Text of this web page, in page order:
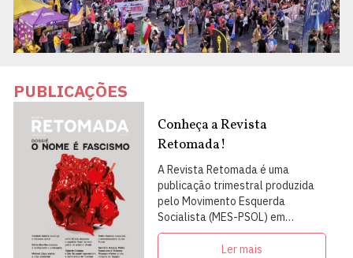
PUBLICAÇÕES
Conheça a Revista
Retomada!
A Revista Retomada é uma
publicação trimestral produzida
pelo Movimento Esquerda
Socialista (MES-PSOL) em
articulação com intelectuais,
militantes e artistas
Ler mais